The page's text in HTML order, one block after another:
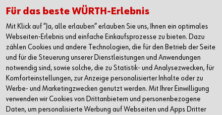
Alle Kontaktmöglichkeiten
+49 7940 15-2400
info@wuerth.com
Für das beste WÜRTH-Erlebnis
Mit Klick auf “Ja, alle erlauben“ erlauben Sie uns, Ihnen ein optimales
Webseiten-Erlebnis und einfache Einkaufsprozesse zu bieten. Dazu
zählen Cookies und andere Technologien, die für den Betrieb der Seite
und für die Steuerung unserer Dienstleistungen und Anwendungen
notwendig sind, sowie solche, die zu Statistik- und Analysezwecken, für
Komforteinstellungen, zur Anzeige personalisierter Inhalte oder zu
Werbe- und Marketingzwecken genutzt werden. Mit Ihrer Einwilligung
verwenden wir Cookies von Drittanbietern und personenbezogene
Daten, um personalisierte Werbung auf Webseiten und Apps Dritter